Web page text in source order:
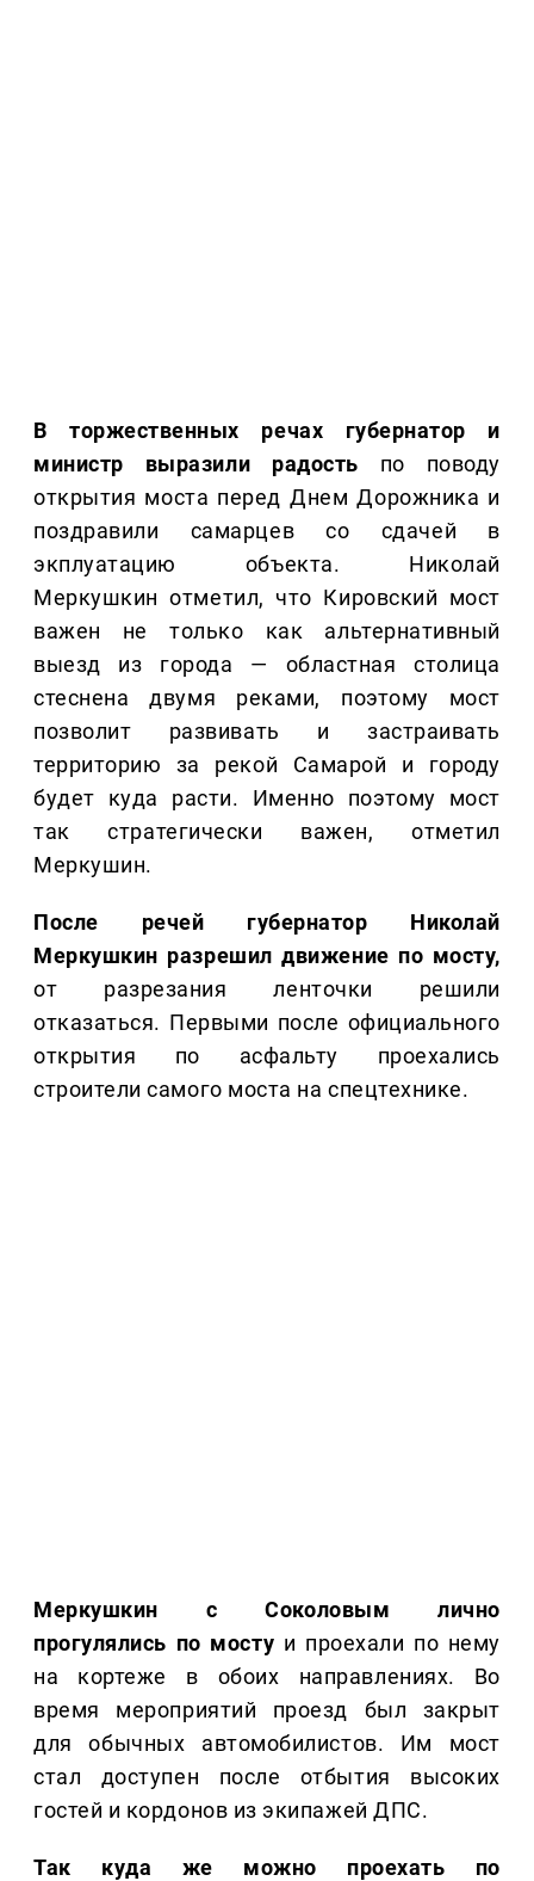
В торжественных речах губернатор и
министр выразили радость по поводу
открытия моста перед Днем Дорожника и
поздравили самарцев со сдачей в
экплуатацию объекта. Николай
Меркушкин отметил, что Кировский мост
важен не только как альтернативный
выезд из города — областная столица
стеснена двумя реками, поэтому мост
позволит развивать и застраивать
территорию за рекой Самарой и городу
будет куда расти. Именно поэтому мост
так стратегически важен, отметил
Меркушин.
После речей губернатор Николай
Меркушкин разрешил движение по мосту,
от разрезания ленточки решили
отказаться. Первыми после официального
открытия по асфальту проехались
строители самого моста на спецтехнике.
Меркушкин с Соколовым лично
прогулялись по мосту и проехали по нему
на кортеже в обоих направлениях. Во
время мероприятий проезд был закрыт
для обычных автомобилистов. Им мост
стал доступен после отбытия высоких
гостей и кордонов из экипажей ДПС.
Так куда же можно проехать по